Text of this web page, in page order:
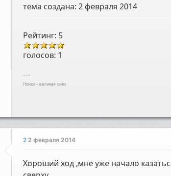
тема создана: 2 февраля 2014
Рейтинг: 5
голосов: 1
---
Поиск - великая сила
2 2 февраля 2014
Хороший ход ,мне уже начало